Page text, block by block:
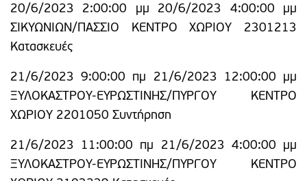
20/6/2023 2:00:00 μμ 20/6/2023 4:00:00 μμ
ΣΙΚΥΩΝΙΩΝ/ΠΑΣΣΙΟ ΚΕΝΤΡΟ ΧΩΡΙΟΥ 2301213
Κατασκευές
21/6/2023 9:00:00 πμ 21/6/2023 12:00:00 μμ
ΞΥΛΟΚΑΣΤΡΟΥ-ΕΥΡΩΣΤΙΝΗΣ/ΠΥΡΓΟΥ ΚΕΝΤΡΟ
ΧΩΡΙΟΥ 2201050 Συντήρηση
21/6/2023 11:00:00 πμ 21/6/2023 4:00:00 μμ
ΞΥΛΟΚΑΣΤΡΟΥ-ΕΥΡΩΣΤΙΝΗΣ/ΠΥΡΓΟΥ ΚΕΝΤΡΟ